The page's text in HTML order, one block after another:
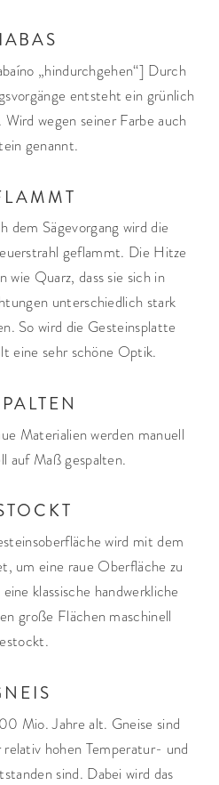
„hindurchgehen“] Durch
entsteht ein grünlich
wegen seiner Farbe auch
genannt.
dem Sägevorgang wird die
geflammt. Die Hitze
wie Quarz, dass sie sich in
unterschiedlich stark
So wird die Gesteinsplatte
eine sehr schöne Optik.
Materialien werden manuell
auf Maß gespalten.
wird mit dem
um eine raue Oberfläche zu
klassische handwerkliche
große Flächen maschinell
Mio. Jahre alt. Gneise sind
hohen Temperatur- und
sind. Dabei wird das